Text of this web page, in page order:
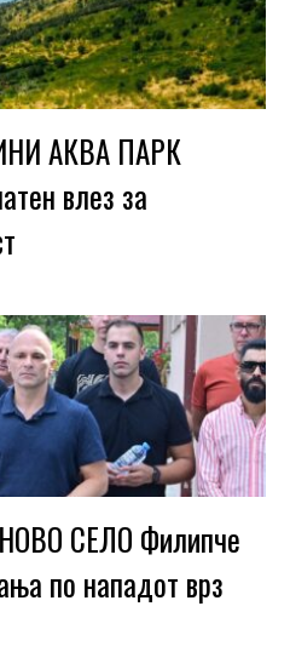
АКВА ПАРК
влез за
СЕЛО Филипче
по нападот врз